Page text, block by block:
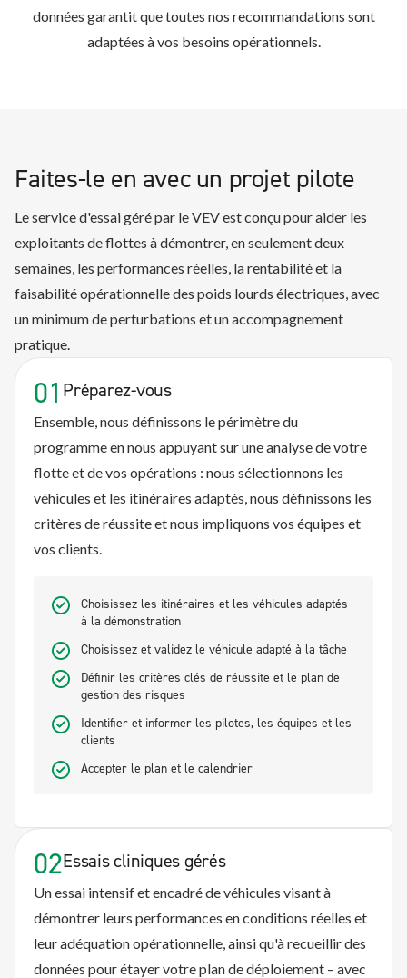
données garantit que toutes nos recommandations sont
adaptées à vos besoins opérationnels.
Faites-le en avec un projet pilote
Le service d'essai géré par le VEV est conçu pour aider les
exploitants de flottes à démontrer, en seulement deux
semaines, les performances réelles, la rentabilité et la
faisabilité opérationnelle des poids lourds électriques, avec
un minimum de perturbations et un accompagnement
pratique.
01 Préparez-vous
Ensemble, nous définissons le périmètre du
programme en nous appuyant sur une analyse de votre
flotte et de vos opérations : nous sélectionnons les
véhicules et les itinéraires adaptés, nous définissons les
critères de réussite et nous impliquons vos équipes et
vos clients.
Choisissez les itinéraires et les véhicules adaptés
à la démonstration
Choisissez et validez le véhicule adapté à la tâche
Définir les critères clés de réussite et le plan de
gestion des risques
Identifier et informer les pilotes, les équipes et les
clients
Accepter le plan et le calendrier
02Essais cliniques gérés
Un essai intensif et encadré de véhicules visant à
démontrer leurs performances en conditions réelles et
leur adéquation opérationnelle, ainsi qu'à recueillir des
données pour étayer votre plan de déploiement – avec